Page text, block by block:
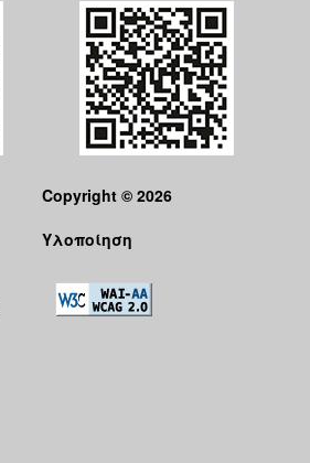
Copyright © 2026
Υλοποίηση